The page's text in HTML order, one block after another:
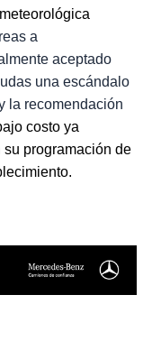
a
aceptado
una escándalo
la recomendación
costo ya
programación de